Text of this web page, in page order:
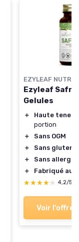
EZYLEAF
Ezyleaf
Gelules
＋ Haute teneur
portion
＋
Sans OGM
＋
Sans gluten
＋
Sans
＋
Fabriqué au
★★★★★
★★★★★ 4,2/5
Voir l'offre